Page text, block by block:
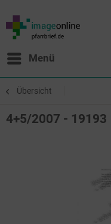
Menü
Übersicht
4+5/2007 - 19193